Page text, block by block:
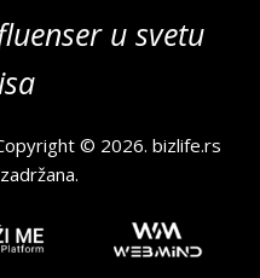
u svetu
© 2026.bizlife.rs